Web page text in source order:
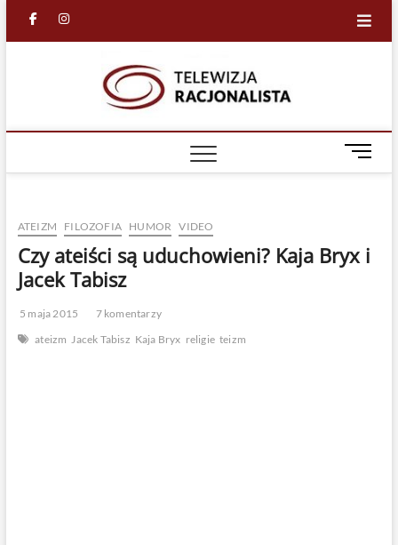
facebook
in
M
e
u
t
ATEIZM FILOZOFIA HUMOR VIDEO
Czy ateiści są uduchowieni? Kaja Bryx i
Jacek Tabisz
5 maja 2015
7 komentarzy
ateizm Jacek Tabisz Kaja Bryx religie teizm